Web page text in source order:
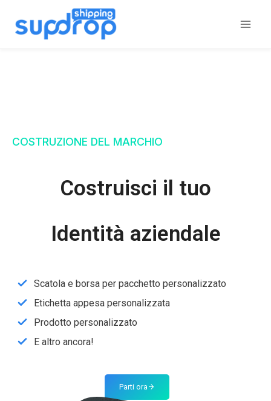
COSTRUZIONE DEL MARCHIO
Costruisci il tuo
Identità aziendale
Scatola e borsa per pacchetto personalizzato
Etichetta appesa personalizzata
Prodotto personalizzato
E altro ancora!
Parti ora